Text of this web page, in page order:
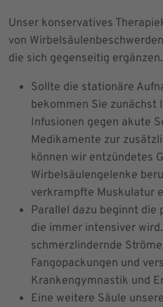
Unser konservatives
von
die sich gegenseitig ergänzen.
Sollte die stationäre
bekommen Sie zunächst
Infusionen gegen akute
Medikamente zur
können wir entzündetes
Wirbelsäulengelenke
verkrampfte Muskulatur
Parallel dazu beginnt die
die immer intensiver
schmerzlindernde
Fangopackungen und
Krankengymnastik und
Eine weitere Säule